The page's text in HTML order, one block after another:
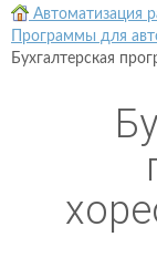
Автоматизация
Программы для
Бухгалтерская